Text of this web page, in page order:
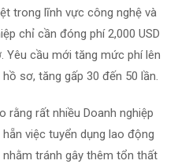
trong lĩnh vực công nghệ và
chỉ cần đóng phí 2,000 USD
Yêu cầu mới tăng mức phí lên
sơ, tăng gấp 30 đến 50 lần.
rằng rất nhiều Doanh nghiệp
việc tuyển dụng lao động
tránh gây thêm tổn thất